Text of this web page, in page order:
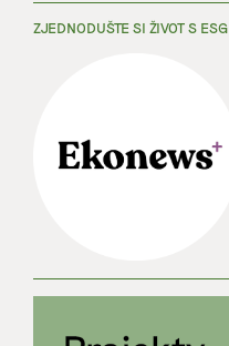
ZJEDNODUŠTE SI ŽIVOT S ESG